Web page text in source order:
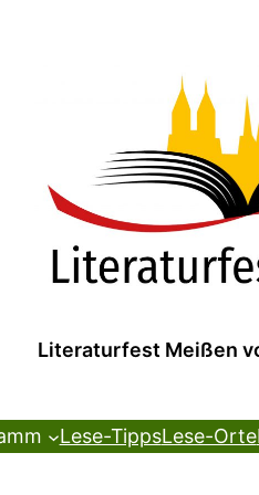
Literaturfest Meißen
Lese-TippsLese-Orte